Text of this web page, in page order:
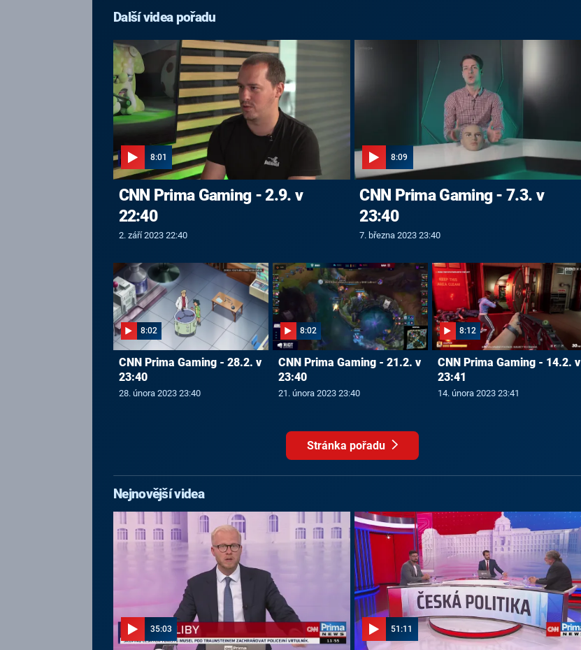
Další videa pořadu
8:01
CNN Prima Gaming - 2.9. v
22:40
2. září 2023 22:40
8:09
CNN Prima Gaming - 7.3. v
23:40
7. března 2023 23:40
8:02
CNN Prima Gaming - 28.2. v
23:40
28. února 2023 23:40
8:02
CNN Prima Gaming - 21.2. v
23:40
21. února 2023 23:40
8:12
CNN Prima Gaming - 14.2. v
23:41
14. února 2023 23:41
Stránka pořadu
Nejnovější videa
35:03 51:11